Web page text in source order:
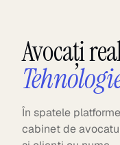
Avocați
În spatele
cabinet de